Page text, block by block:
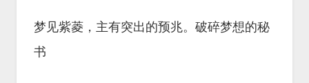
梦见紫菱，主有突出的预兆。破碎梦想的秘
书